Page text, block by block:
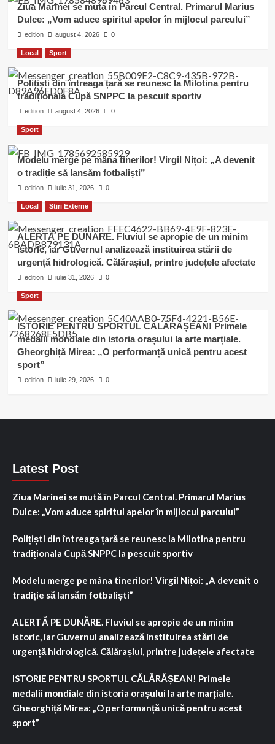
Ziua Marinei se mută în Parcul Central. Primarul Marius
Dulce: „Vom aduce spiritul apelor în mijlocul parcului”
edition august 4, 2026 0
Local Sport
Polițiști din întreaga țară se reunesc la Milotina pentru
tradiționala Cupă SNPPC la pescuit sportiv
edition august 4, 2026 0
Sport
Modelu merge pe mâna tinerilor! Virgil Nițoi: „A devenit
o tradiție să lansăm fotbaliști”
edition iulie 31, 2026 0
Local Stiri Externe
ALERTĂ PE DUNĂRE. Fluviul se apropie de un minim
istoric, iar Guvernul analizează instituirea stării de
urgență hidrologică. Călărașiul, printre județele afectate
edition iulie 31, 2026 0
Sport
ISTORIE PENTRU SPORTUL CĂLĂRĂȘEAN! Primele
medalii mondiale din istoria orașului la arte marțiale.
Gheorghiță Mirea: „O performanță unică pentru acest
sport”
edition iulie 29, 2026 0
Latest Post
Ziua Marinei se mută în Parcul Central. Primarul Marius
Dulce: „Vom aduce spiritul apelor în mijlocul parcului”
Polițiști din întreaga țară se reunesc la Milotina pentru
tradiționala Cupă SNPPC la pescuit sportiv
Modelu merge pe mâna tinerilor! Virgil Nițoi: „A devenit o
tradiție să lansăm fotbaliști”
ALERTĂ PE DUNĂRE. Fluviul se apropie de un minim
istoric, iar Guvernul analizează instituirea stării de
urgență hidrologică. Călărașiul, printre județele afectate
ISTORIE PENTRU SPORTUL CĂLĂRĂȘEAN! Primele
medalii mondiale din istoria orașului la arte marțiale.
Gheorghiță Mirea: „O performanță unică pentru acest
sport”